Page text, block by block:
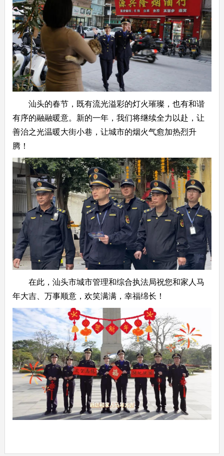
汕头的春节，既有流光溢彩的灯火璀璨，也有和谐
有序的融融暖意。新的一年，我们将继续全力以赴，让
善治之光温暖大街小巷，让城市的烟火气愈加热烈升
腾！
在此，汕头市城市管理和综合执法局祝您和家人马
年大吉、万事顺意，欢笑满满，幸福绵长！